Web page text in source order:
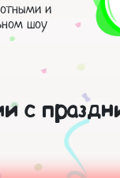
и
шоу
с